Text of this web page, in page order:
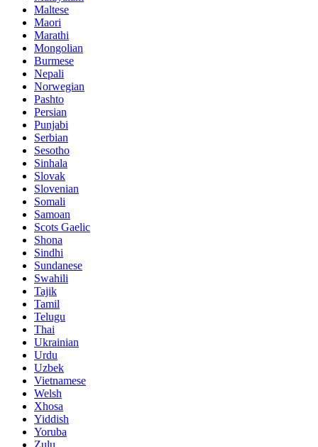
Maltese
Maori
Marathi
Mongolian
Burmese
Nepali
Norwegian
Pashto
Persian
Punjabi
Serbian
Sesotho
Sinhala
Slovak
Slovenian
Somali
Samoan
Scots Gaelic
Shona
Sindhi
Sundanese
Swahili
Tajik
Tamil
Telugu
Thai
Ukrainian
Urdu
Uzbek
Vietnamese
Welsh
Xhosa
Yiddish
Yoruba
Zulu